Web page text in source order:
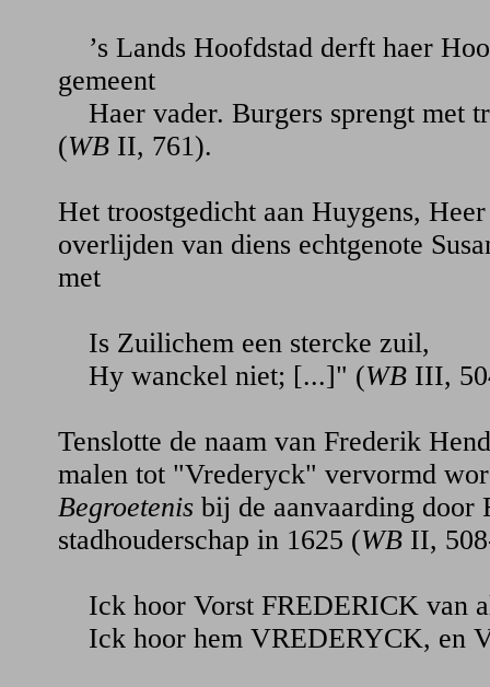
’s Lands Hoofdstad derft haer
gemeent
Haer vader. Burgers sprengt met
(WB II, 761).
Het troostgedicht aan Huygens,
overlijden van diens echtgenote
met
Is Zuilichem een stercke zuil,
Hy wanckel niet; [...]" (WB III,
Tenslotte de naam van Frederik
malen tot "Vrederyck" vervormd
Begroetenis bij de aanvaarding door
stadhouderschap in 1625 (WB II,
Ick hoor Vorst FREDERICK van
Ick hoor hem VREDERYCK, en